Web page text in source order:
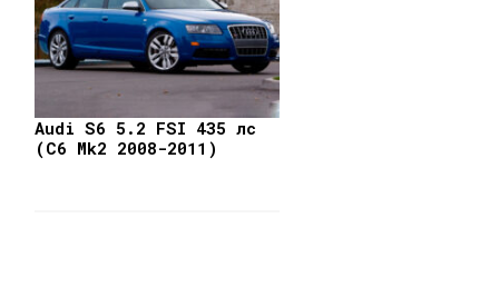
Audi S6 5.2 FSI 435 лс
(C6 Mk2 2008-2011)